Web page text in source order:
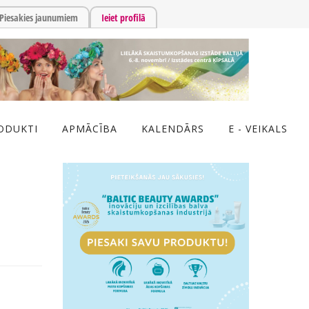
Piesakies jaunumiem Ieiet profilā
APMĀCĪBA KALENDĀRS E - VEIKALS